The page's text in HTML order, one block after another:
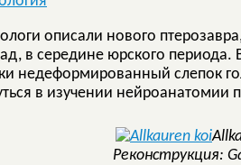
описали нового
в середине юрского периода.
недеформированный слепок
в изучении нейроанатомии
Реконструкция: